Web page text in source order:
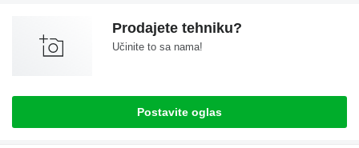
Prodajete tehniku?
Učinite to sa nama!
Postavite oglas